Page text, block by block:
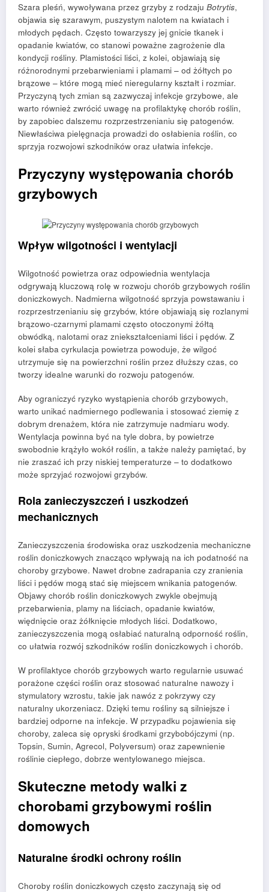
Szara pleśń, wywoływana przez grzyby z rodzaju Botrytis,
objawia się szarawym, puszystym nalotem na kwiatach i
młodych pędach. Często towarzyszy jej gnicie tkanek i
opadanie kwiatów, co stanowi poważne zagrożenie dla
kondycji rośliny. Plamistości liści, z kolei, objawiają się
różnorodnymi przebarwieniami i plamami – od żółtych po
brązowe – które mogą mieć nieregularny kształt i rozmiar.
Przyczyną tych zmian są zazwyczaj infekcje grzybowe, ale
warto również zwrócić uwagę na profilaktykę chorób roślin,
by zapobiec dalszemu rozprzestrzenianiu się patogenów.
Niewłaściwa pielęgnacja prowadzi do osłabienia roślin, co
sprzyja rozwojowi szkodników oraz ułatwia infekcje.
Przyczyny występowania chorób
grzybowych
Wpływ wilgotności i wentylacji
Wilgotność powietrza oraz odpowiednia wentylacja
odgrywają kluczową rolę w rozwoju chorób grzybowych roślin
doniczkowych. Nadmierna wilgotność sprzyja powstawaniu i
rozprzestrzenianiu się grzybów, które objawiają się rozlanymi
brązowo-czarnymi plamami często otoczonymi żółtą
obwódką, nalotami oraz zniekształceniami liści i pędów. Z
kolei słaba cyrkulacja powietrza powoduje, że wilgoć
utrzymuje się na powierzchni roślin przez dłuższy czas, co
tworzy idealne warunki do rozwoju patogenów.
Aby ograniczyć ryzyko wystąpienia chorób grzybowych,
warto unikać nadmiernego podlewania i stosować ziemię z
dobrym drenażem, która nie zatrzymuje nadmiaru wody.
Wentylacja powinna być na tyle dobra, by powietrze
swobodnie krążyło wokół roślin, a także należy pamiętać, by
nie zraszać ich przy niskiej temperaturze – to dodatkowo
może sprzyjać rozwojowi grzybów.
Rola zanieczyszczeń i uszkodzeń
mechanicznych
Zanieczyszczenia środowiska oraz uszkodzenia mechaniczne
roślin doniczkowych znacząco wpływają na ich podatność na
choroby grzybowe. Nawet drobne zadrapania czy zranienia
liści i pędów mogą stać się miejscem wnikania patogenów.
Objawy chorób roślin doniczkowych zwykle obejmują
przebarwienia, plamy na liściach, opadanie kwiatów,
więdnięcie oraz żółknięcie młodych liści. Dodatkowo,
zanieczyszczenia mogą osłabiać naturalną odporność roślin,
co ułatwia rozwój szkodników roślin doniczkowych i chorób.
W profilaktyce chorób grzybowych warto regularnie usuwać
porażone części roślin oraz stosować naturalne nawozy i
stymulatory wzrostu, takie jak nawóz z pokrzywy czy
naturalny ukorzeniacz. Dzięki temu rośliny są silniejsze i
bardziej odporne na infekcje. W przypadku pojawienia się
choroby, zaleca się opryski środkami grzybobójczymi (np.
Topsin, Sumin, Agrecol, Polyversum) oraz zapewnienie
roślinie ciepłego, dobrze wentylowanego miejsca.
Skuteczne metody walki z
chorobami grzybowymi roślin
domowych
Naturalne środki ochrony roślin
Choroby roślin doniczkowych często zaczynają się od